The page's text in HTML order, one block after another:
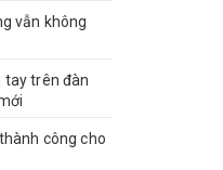
vẫn không
tay trên đàn
công cho